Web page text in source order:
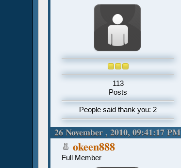
113
Posts
People said thank you: 2
26 November , 2010, 09:41:17 PM
okeen888
Full Member